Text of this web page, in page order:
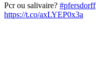
Pcr ou salivaire? #pfersdorff
https://t.co/axLYEP0x3a